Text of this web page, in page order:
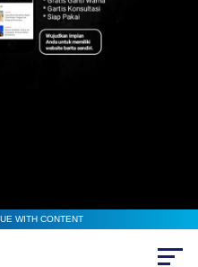
WITH CONTENT